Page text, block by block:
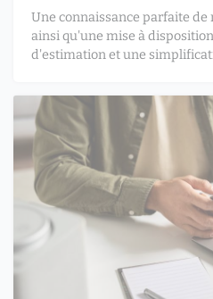
Une connaissance parfaite
ainsi qu'une mise à
d'estimation et une